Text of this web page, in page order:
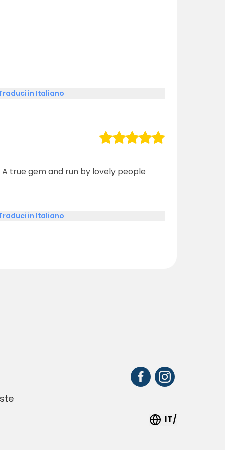
in Italiano
true gem and run by lovely people
in Italiano
IT/